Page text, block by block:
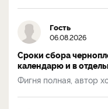
Гость
06.08.2026
Сроки сбора
календарю и в
Фигня полная, автор